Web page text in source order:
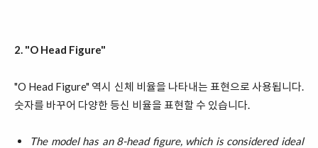
2. "O Head Figure"
"O Head Figure" 역시 신체 비율을 나타내는 표현으로 사용됩니다.
숫자를 바꾸어 다양한 등신 비율을 표현할 수 있습니다.
The model has an 8-head figure, which is considered ideal